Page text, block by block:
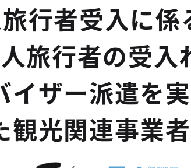
行者受入に
旅行者の受
イザー派遣を
観光関連事業